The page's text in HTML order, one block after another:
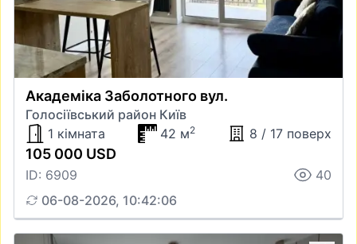
Академіка Заболотного вул.
Голосіївський район Київ
1 кімната
42 м2 8 / 17 поверх
105 000 USD
ID: 6909
40
06-08-2026, 10:42:06